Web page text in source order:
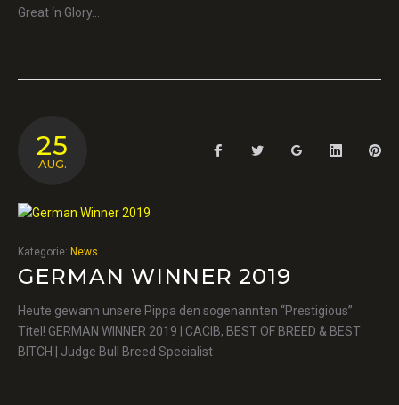
Great ‘n Glory…
25
AUG.
FacebookTwitter Google+ LinkedIn
Kategorie: News
GERMAN WINNER 2019
Heute gewann unsere Pippa den sogenannten “Prestigious”
Titel! GERMAN WINNER 2019 | CACIB, BEST OF BREED & BEST
BITCH | Judge Bull Breed Specialist